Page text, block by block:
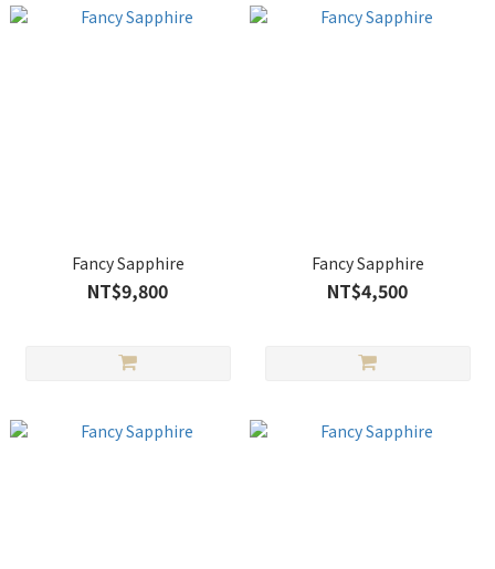
Fancy Sapphire
NT$9,800
Fancy Sapphire
NT$4,500